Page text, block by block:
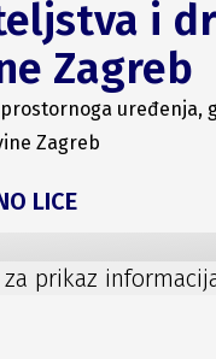
i
Zagreb
uređenja,
Zagreb
LICE
prikaz